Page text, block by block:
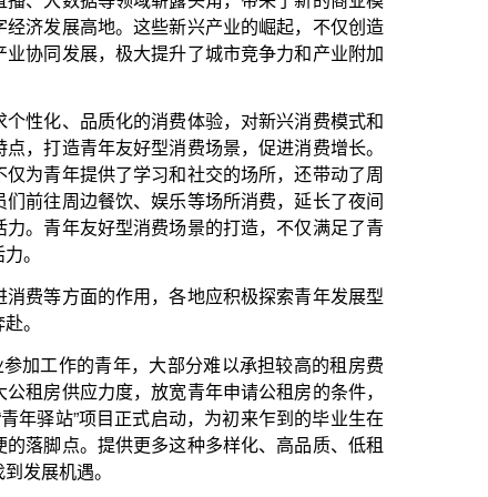
费体验，对新兴消费模式和
消费场景，促进消费增长。
和社交的场所，还带动了周
乐等场所消费，延长了夜间
场景的打造，不仅满足了青
各地应积极探索青年发展型
部分难以承担较高的租房费
宽青年申请公租房的条件，
动，为初来乍到的毕业生在
这种多样化、高品质、低租
体育馆、健身房等面向青年
更多青年喜爱的消费场所和
等。推动解决青年在宜居安
同等多个方面的“急难愁盼”
年干事创业的火花。